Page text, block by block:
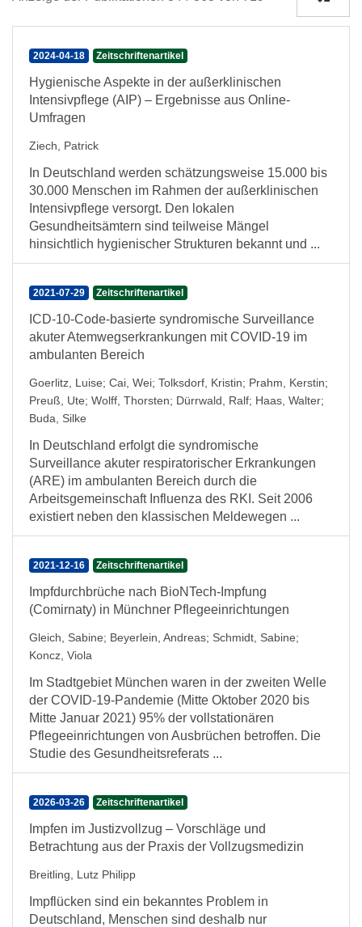
2024-04-18 Zeitschriftenartikel
Hygienische Aspekte in der außerklinischen
Intensivpflege (AIP) – Ergebnisse aus Online-
Umfragen
Ziech, Patrick
In Deutschland werden schätzungsweise 15.000 bis
30.000 Menschen im Rahmen der außerklinischen
Intensivpflege versorgt. Den lokalen
Gesundheitsämtern sind teilweise Mängel
hinsichtlich hygienischer Strukturen bekannt und ...
2021-07-29 Zeitschriftenartikel
ICD-10-Code-basierte syndromische Surveillance
akuter Atemwegserkrankungen mit COVID-19 im
ambulanten Bereich
Goerlitz, Luise; Cai, Wei; Tolksdorf, Kristin; Prahm, Kerstin;
Preuß, Ute; Wolff, Thorsten; Dürrwald, Ralf; Haas, Walter;
Buda, Silke
In Deutschland erfolgt die syndromische
Surveillance akuter respiratorischer Erkrankungen
(ARE) im ambulanten Bereich durch die
Arbeitsgemeinschaft Influenza des RKI. Seit 2006
existiert neben den klassischen Meldewegen ...
2021-12-16 Zeitschriftenartikel
Impfdurchbrüche nach BioNTech-Impfung
(Comirnaty) in Münchner Pflegeeinrichtungen
Gleich, Sabine; Beyerlein, Andreas; Schmidt, Sabine;
Koncz, Viola
Im Stadtgebiet München waren in der zweiten Welle
der COVID-19-Pandemie (Mitte Oktober 2020 bis
Mitte Januar 2021) 95% der vollstationären
Pflegeeinrichtungen von Ausbrüchen betroffen. Die
Studie des Gesundheitsreferats ...
2026-03-26 Zeitschriftenartikel
Impfen im Justizvollzug – Vorschläge und
Betrachtung aus der Praxis der Vollzugsmedizin
Breitling, Lutz Philipp
Impflücken sind ein bekanntes Problem in
Deutschland, Menschen sind deshalb nur